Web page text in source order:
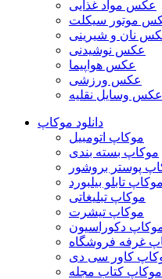
عکس مواد غذایی
موتور سیکلت
نان و شیرینی
عکس نوشیدنی
عکس هواپیما
عکس ورزشی
عکس وسایل نقلیه
دانلود موکاپ
موکاپ اتومبیل
موکاپ بسته بندی
پوستر بروشور
موکاپ تابلو بیلبورد
موکاپ تبلیغاتی
موکاپ تیشرت
دکوراسیون
غرفه فروشگاه
کاور سی دی
موکاپ کتاب مجله